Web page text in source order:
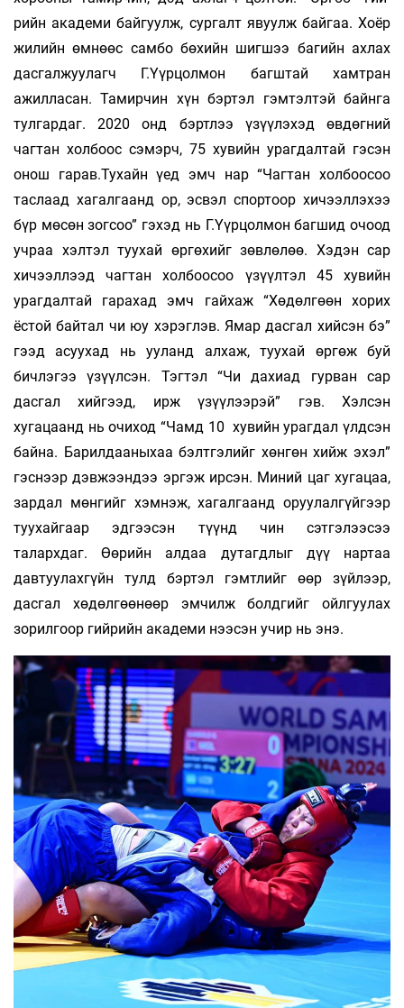
рийн академи байгуулж, сургалт явуулж бай­гаа. Хоёр
жилийн өмнөөс самбо бөхийн шиг­шээ багийн ахлах
дасгалжуулагч Г.Үүр­цолмон багш­тай хамтран
ажилласан. Тамирчин хүн бэр­­тэл гэмтэлтэй байнга
тулгардаг. 2020 онд бэрт­­лээ үзүүлэхэд өвдөгний
чагтан холбоос сэ­мэрч, 75 хувийн урагдалтай гэсэн
онош гарав.Тухайн үед эмч нар “Чагтан холбоосоо
таслаад хагалгаанд ор, эсвэл спортоор хичээллэхээ
бүр мө­сөн зогсоо” гэхэд нь Г.Үүрцолмон багшид очоод
учраа хэлтэл туухай өргөхийг зөвлөлөө. Хэ­­дэн сар
хичээллээд чагтан холбоосоо үзүүл­тэл 45 хувийн
урагдалтай гарахад эмч гайхаж “Хөдөлгөөн хорих
ёстой байтал чи юу хэрэглэв. Ямар дасгал хийсэн бэ”
гээд асуухад нь ууланд алхаж, туухай өргөж буй
бичлэгээ үзүүлсэн. Тэгтэл “Чи дахиад гурван сар
дасгал хийгээд, ирж үзүүлээрэй” гэв. Хэлсэн
хугацаанд нь очи­ход “Чамд 10 хувийн урагдал үлдсэн
байна. Ба­­рил­­дааныхаа бэлтгэлийг хөнгөн хийж эхэл”
гэс­нээр дэвжээндээ эргэж ирсэн. Миний цаг хуга­цаа,
зардал мөнгийг хэмнэж, хагалгаанд оруу­лалгүйгээр
туухайгаар эдгээсэн түүнд чин сэт­гэлээсээ
талархдаг. Өөрийн алдаа дутагдлыг дүү нартаа
давтуулахгүйн тулд бэртэл гэмт­лийг өөр зүйлээр,
дасгал хөдөлгөөнөөр эмчилж болд­гийг ойлгуулах
зорилгоор гийрийн академи нээ­сэн учир нь энэ.